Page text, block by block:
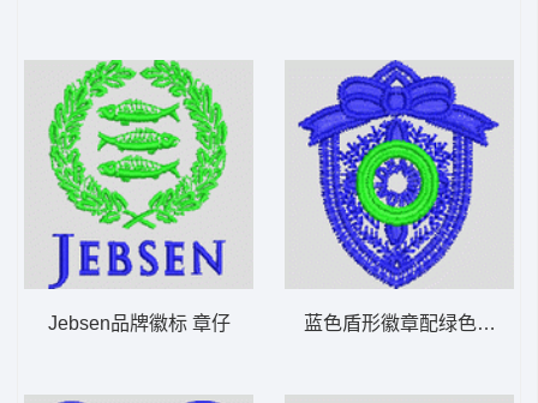
Jebsen品牌徽标 章仔 蓝色盾形徽章配绿色圆环